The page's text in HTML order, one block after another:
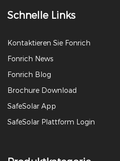
Schnelle Links
Kontaktieren Sie Fonrich
Fonrich News
Fonrich Blog
Brochure Download
SafeSolar App
SafeSolar Plattform Login